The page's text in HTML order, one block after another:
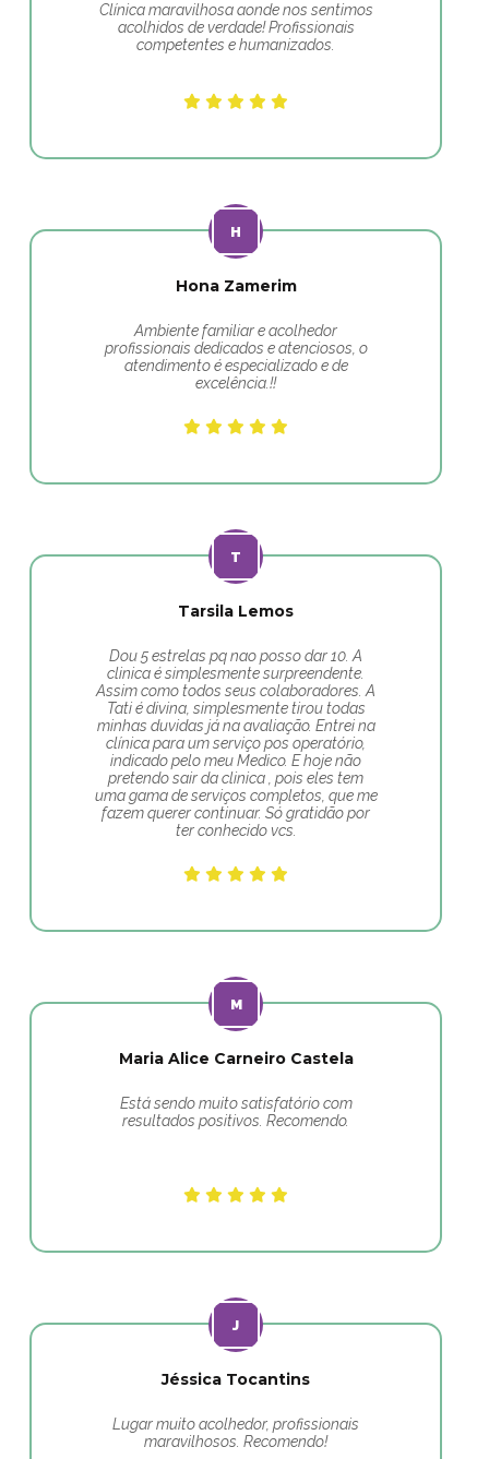
Clínica maravilhosa aonde nos sentimos
acolhidos de verdade! Profissionais
competentes e humanizados.
Hona Zamerim
Ambiente familiar e acolhedor
profissionais dedicados e atenciosos, o
atendimento é especializado e de
excelência.!!
Tarsila Lemos
Dou 5 estrelas pq nao posso dar 10. A
clinica é simplesmente surpreendente.
Assim como todos seus colaboradores. A
Tati é divina, simplesmente tirou todas
minhas duvidas já na avaliação. Entrei na
clínica para um serviço pos operatório,
indicado pelo meu Medico. E hoje não
pretendo sair da clinica , pois eles tem
uma gama de serviços completos, que me
fazem querer continuar. Só gratidão por
ter conhecido vcs.
Maria Alice Carneiro Castela
Está sendo muito satisfatório com
resultados positivos. Recomendo.
Jéssica Tocantins
Lugar muito acolhedor, profissionais
maravilhosos. Recomendo!